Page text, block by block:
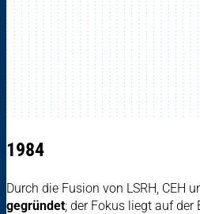
1984
Durch die Fusion von LSRH, CEH
gegründet; der Fokus liegt auf der